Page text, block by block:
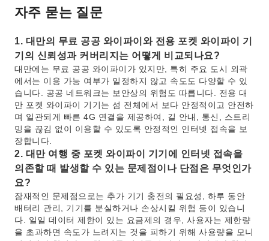
자주 묻는 질문
1. 대만의 무료 공공 와이파이와 전용 포켓 와이파이 기
기의 신뢰성과 커버리지는 어떻게 비교되나요?
대만에는 무료 공공 와이파이가 있지만, 특히 주요 도시 외곽
에서는 이용 가능 여부가 일정하지 않고 속도도 다양할 수 있
습니다. 공공 네트워크는 보안상의 위험도 따릅니다. 전용 대
만 포켓 와이파이 기기는 섬 전체에서 보다 안정적이고 안전하
며 일관되게 빠른 4G 연결을 제공하여, 길 안내, 통신, 스트리
밍을 끊김 없이 이용할 수 있도록 안정적인 인터넷 접속을 보
장합니다.
2. 대만 여행 중 포켓 와이파이 기기에 인터넷 접속을
의존할 때 발생할 수 있는 문제점이나 단점은 무엇인가
요?
잠재적인 문제점으로는 추가 기기 충전의 필요성, 하루 동안
배터리 관리, 기기를 분실하거나 손상시킬 위험 등이 있습니
다. 일일 데이터 제한이 있는 요금제의 경우, 사용자는 제한량
을 초과하면 속도가 느려지는 것을 피하기 위해 사용량을 모니